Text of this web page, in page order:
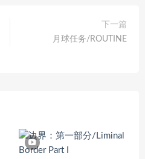
下一篇
月球任务/ROUTINE